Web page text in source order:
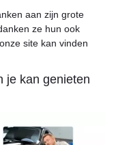
aan zijn grote
ze hun ook
site kan vinden
je kan genieten